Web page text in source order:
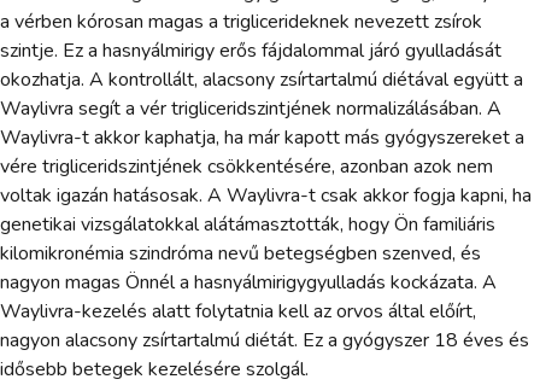
a vérben kórosan magas a triglicerideknek nevezett zsírok
szintje. Ez a hasnyálmirigy erős fájdalommal járó gyulladását
okozhatja. A kontrollált, alacsony zsírtartalmú diétával együtt a
Waylivra segít a vér trigliceridszintjének normalizálásában. A
Waylivra-t akkor kaphatja, ha már kapott más gyógyszereket a
vére trigliceridszintjének csökkentésére, azonban azok nem
voltak igazán hatásosak. A Waylivra-t csak akkor fogja kapni, ha
genetikai vizsgálatokkal alátámasztották, hogy Ön familiáris
kilomikronémia szindróma nevű betegségben szenved, és
nagyon magas Önnél a hasnyálmirigygyulladás kockázata. A
Waylivra-kezelés alatt folytatnia kell az orvos által előírt,
nagyon alacsony zsírtartalmú diétát. Ez a gyógyszer 18 éves és
idősebb betegek kezelésére szolgál.